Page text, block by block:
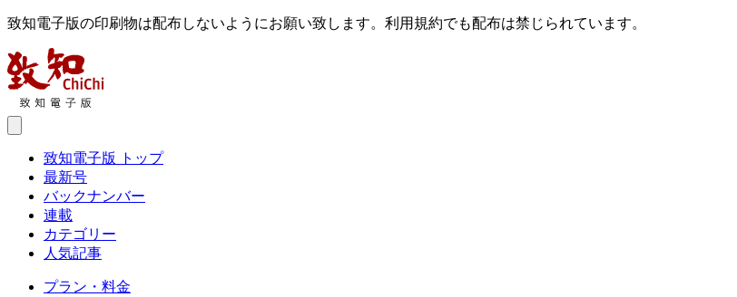
致知電子版の印刷物は配布しないようにお願い致します。利用規約でも配布は禁じられています。
致知電子版 トップ
最新号
バックナンバー
連載
カテゴリー
人気記事
プラン・料金